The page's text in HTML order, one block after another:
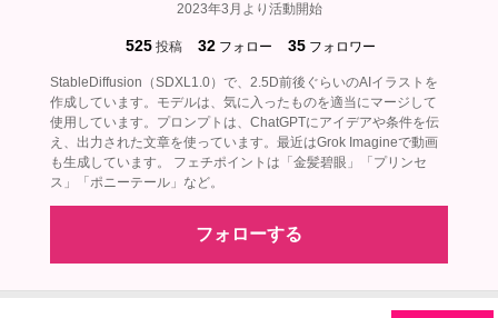
2023年3月より活動開始
525 投稿 32 フォロー 35 フォロワー
StableDiffusion（SDXL1.0）で、2.5D前後ぐらいのAIイラストを
作成しています。モデルは、気に入ったものを適当にマージして
使用しています。プロンプトは、ChatGPTにアイデアや条件を伝
え、出力された文章を使っています。最近はGrok Imagineで動画
も生成しています。 フェチポイントは「金髪碧眼」「プリンセ
ス」「ポニーテール」など。
フォローする